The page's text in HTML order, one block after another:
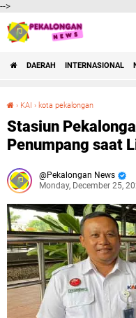
-->
DAERAH INTERNASIONAL
› KAI › kota pekalongan
Stasiun
Penumpang saat
Pekalongan News
Monday, December 25,